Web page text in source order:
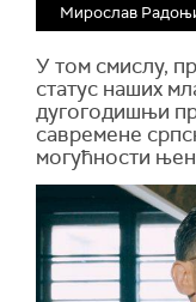
Мирослав
У том смислу,
статус наших
дугогодишњи
савремене
могућности